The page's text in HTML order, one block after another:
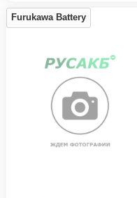
Furukawa Battery